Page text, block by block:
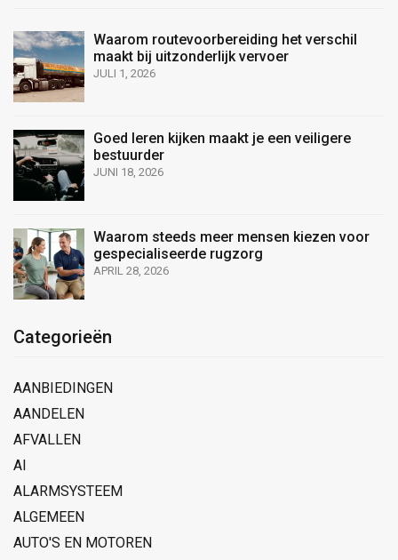
Waarom routevoorbereiding het verschil
maakt bij uitzonderlijk vervoer
JULI 1, 2026
Goed leren kijken maakt je een veiligere
bestuurder
JUNI 18, 2026
Waarom steeds meer mensen kiezen voor
gespecialiseerde rugzorg
APRIL 28, 2026
Categorieën
AANBIEDINGEN
AANDELEN
AFVALLEN
AI
ALARMSYSTEEM
ALGEMEEN
AUTO'S EN MOTOREN